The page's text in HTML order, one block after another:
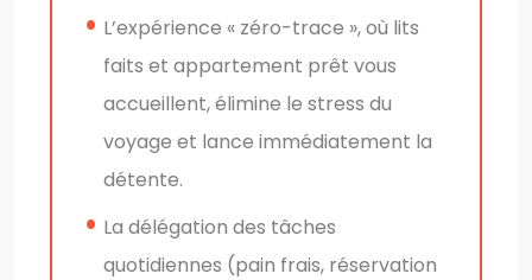
L’expérience « zéro-trace », où lits
faits et appartement prêt vous
accueillent, élimine le stress du
voyage et lance immédiatement la
détente.
La délégation des tâches
quotidiennes (pain frais, réservation